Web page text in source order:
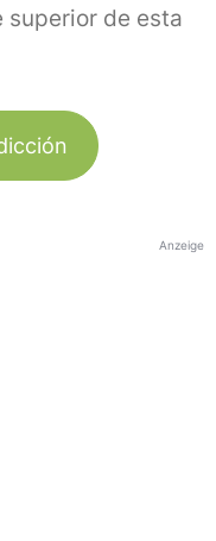
superior de esta
Anzeige